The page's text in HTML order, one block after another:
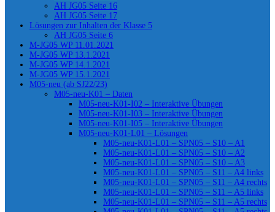
AH JG05 Seite 16
AH JG05 Seite 17
Lösungen zur Inhalten der Klasse 5
AH JG05 Seite 6
M-JG05 WP 11.01.2021
M-JG05 WP 13.1.2021
M-JG05 WP 14.1.2021
M-JG05 WP 15.1.2021
M05-neu (ab SJ22/23)
M05-neu-K01 – Daten
M05-neu-K01-I02 – Interaktive Übungen
M05-neu-K01-I03 – Interaktive Übungen
M05-neu-K01-I05 – Interaktive Übungen
M05-neu-K01-L01 – Lösungen
M05-neu-K01-L01 – SPN05 – S10 – A1
M05-neu-K01-L01 – SPN05 – S10 – A2
M05-neu-K01-L01 – SPN05 – S10 – A3
M05-neu-K01-L01 – SPN05 – S11 – A4 links
M05-neu-K01-L01 – SPN05 – S11 – A4 rechts
M05-neu-K01-L01 – SPN05 – S11 – A5 links
M05-neu-K01-L01 – SPN05 – S11 – A5 rechts